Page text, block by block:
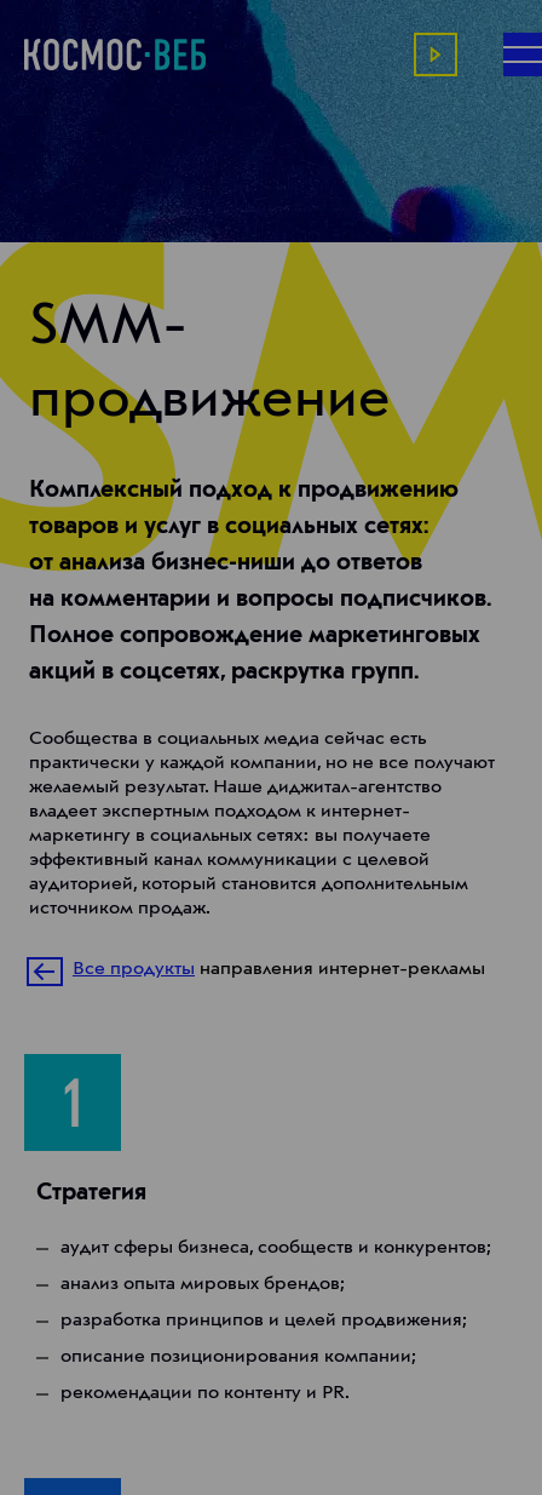
Все продукты направления интернет-рекламы
SMM-
продвижение
Комплексный подход к продвижению
товаров и услуг в социальных сетях:
от анализа бизнес-ниши до ответов
на комментарии и вопросы подписчиков.
Полное сопровождение маркетинговых
акций в соцсетях, раскрутка групп.
Сообщества в социальных медиа сейчас есть
практически у каждой компании, но не все получают
желаемый результат. Наше диджитал-агентство
владеет экспертным подходом к интернет-
маркетингу в социальных сетях: вы получаете
эффективный канал коммуникации с целевой
аудиторией, который становится дополнительным
источником продаж.
Стратегия
аудит сферы бизнеса, сообществ и конкурентов;
анализ опыта мировых брендов;
разработка принципов и целей продвижения;
описание позиционирования компании;
рекомендации по контенту и PR.